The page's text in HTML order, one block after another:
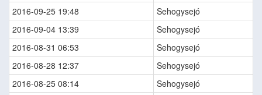
2016-09-25 19:48
Sehogysejó
2016-09-04 13:39
Sehogysejó
2016-08-31 06:53
Sehogysejó
2016-08-28 12:37
Sehogysejó
2016-08-25 08:14
Sehogysejó